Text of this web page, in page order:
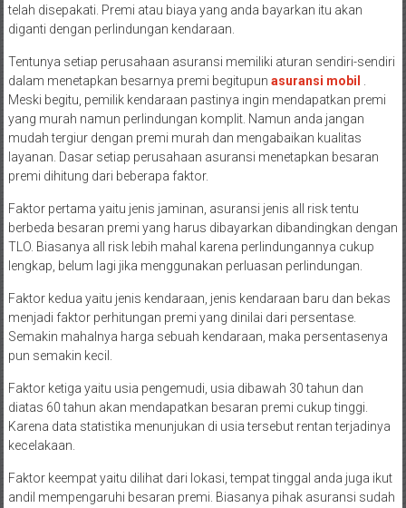
telah disepakati. Premi atau biaya yang anda bayarkan itu akan
diganti dengan perlindungan kendaraan.
Tentunya setiap perusahaan asuransi memiliki aturan sendiri-sendiri
dalam menetapkan besarnya premi begitupun asuransi mobil .
Meski begitu, pemilik kendaraan pastinya ingin mendapatkan premi
yang murah namun perlindungan komplit. Namun anda jangan
mudah tergiur dengan premi murah dan mengabaikan kualitas
layanan. Dasar setiap perusahaan asuransi menetapkan besaran
premi dihitung dari beberapa faktor.
Faktor pertama yaitu jenis jaminan, asuransi jenis all risk tentu
berbeda besaran premi yang harus dibayarkan dibandingkan dengan
TLO. Biasanya all risk lebih mahal karena perlindungannya cukup
lengkap, belum lagi jika menggunakan perluasan perlindungan.
Faktor kedua yaitu jenis kendaraan, jenis kendaraan baru dan bekas
menjadi faktor perhitungan premi yang dinilai dari persentase.
Semakin mahalnya harga sebuah kendaraan, maka persentasenya
pun semakin kecil.
Faktor ketiga yaitu usia pengemudi, usia dibawah 30 tahun dan
diatas 60 tahun akan mendapatkan besaran premi cukup tinggi.
Karena data statistika menunjukan di usia tersebut rentan terjadinya
kecelakaan.
Faktor keempat yaitu dilihat dari lokasi, tempat tinggal anda juga ikut
andil mempengaruhi besaran premi. Biasanya pihak asuransi sudah